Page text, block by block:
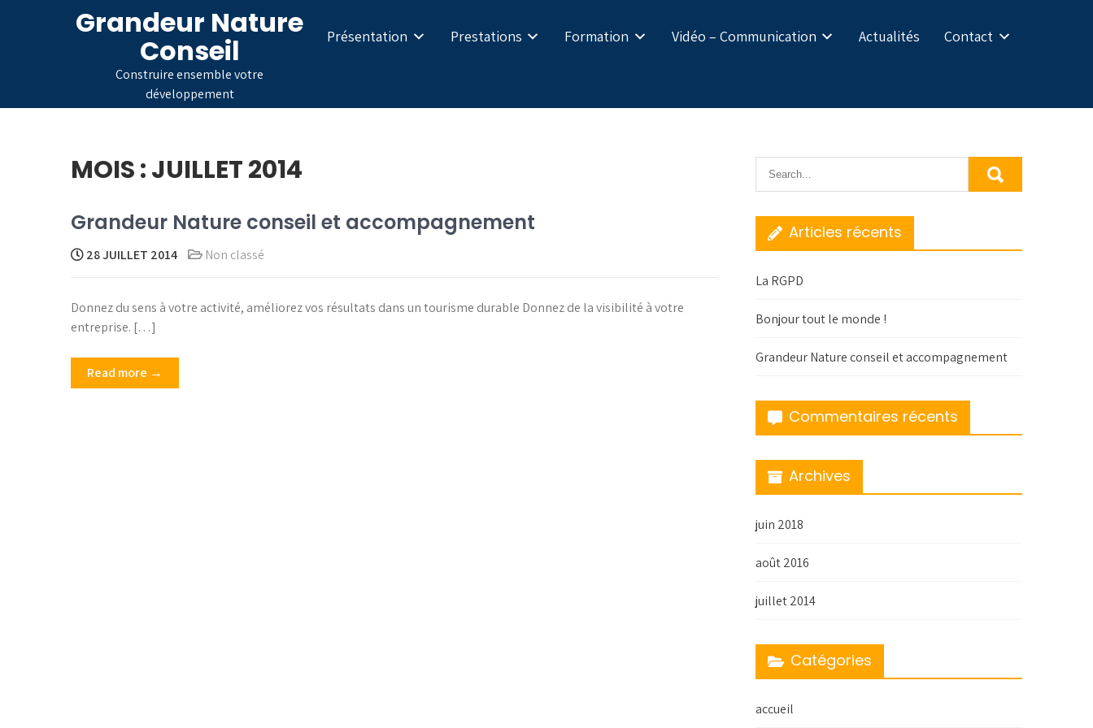
Grandeur Nature
Conseil
Construire ensemble votre
développement
Présentation Prestations Formation Vidéo – Communication Actualités Contact
MOIS :JUILLET 2014
Grandeur Nature conseil et accompagnement
28 JUILLET 2014 Non classé
Donnez du sens à votre activité, améliorez vos résultats dans un tourisme durable Donnez de la visibilité à votre
entreprise. […]
Read more →
Articles récents
La RGPD
Bonjour tout le monde !
Grandeur Nature conseil et accompagnement
Commentaires récents
Archives
juin 2018
août 2016
juillet 2014
Catégories
accueil